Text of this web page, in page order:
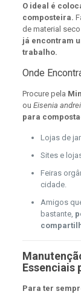
O ideal é
composteira.
de material
já encontram
trabalho.
Onde
Procure pela
ou Eisenia andrei
para
Lojas de
Sites e
Feiras
cidade.
Amigos
bastante,
Essenciais
Para ter